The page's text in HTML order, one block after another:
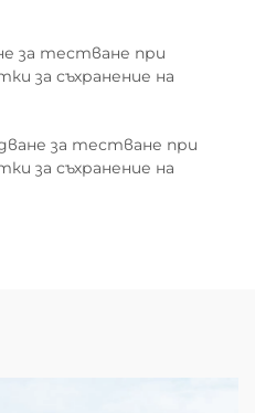
за тестване при
за съхранение на
за тестване при
за съхранение на